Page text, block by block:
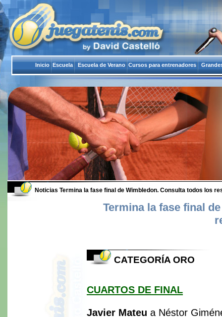
Inicio Escuela Escuela de Verano Cursos para entrenadores
Noticias Termina la fase final de Wimbledon. Consulta todos los
Termina la fase final
CATEGORÍA ORO
CUARTOS DE FINAL
Javier Mateu a Néstor